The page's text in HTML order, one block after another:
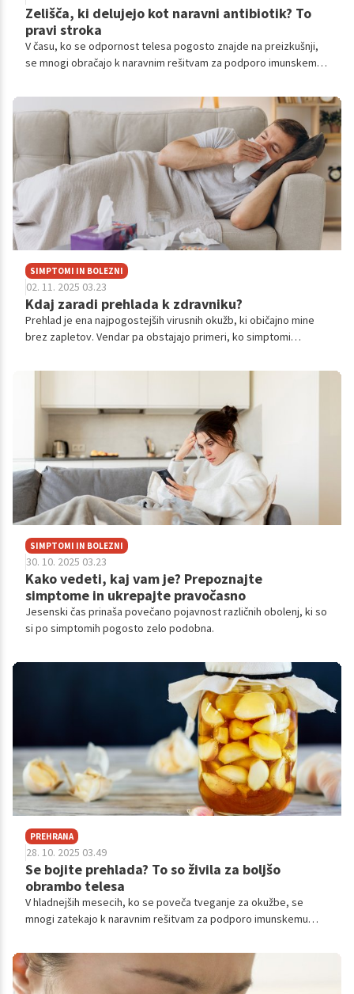
Zelišča, ki delujejo kot naravni antibiotik? To
pravi stroka
V času, ko se odpornost telesa pogosto znajde na preizkušnji,
se mnogi obračajo k naravnim rešitvam za podporo imunskemu
SIMPTOMI IN BOLEZNI
02. 11. 2025 03.23
Kdaj zaradi prehlada k zdravniku?
Prehlad je ena najpogostejših virusnih okužb, ki običajno mine
brez zapletov. Vendar pa obstajajo primeri, ko simptomi
obravnavo.
SIMPTOMI IN BOLEZNI
30. 10. 2025 03.23
Kako vedeti, kaj vam je? Prepoznajte
simptome in ukrepajte pravočasno
Jesenski čas prinaša povečano pojavnost različnih obolenj, ki so
si po simptomih pogosto zelo podobna.
PREHRANA
28. 10. 2025 03.49
Se bojite prehlada? To so živila za boljšo
obrambo telesa
V hladnejših mesecih, ko se poveča tveganje za okužbe, se
mnogi zatekajo k naravnim rešitvam za podporo imunskemu